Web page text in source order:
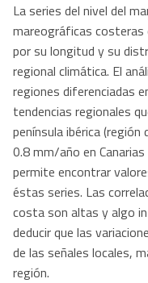
La series del nivel del
mareográficas costeras
por su longitud y su
regional climática. El
regiones diferenciadas
tendencias regionales
península ibérica
0.8 mm/año en
permite encontrar
éstas series. Las
costa son altas y algo
deducir que las
de las señales locales,
región.